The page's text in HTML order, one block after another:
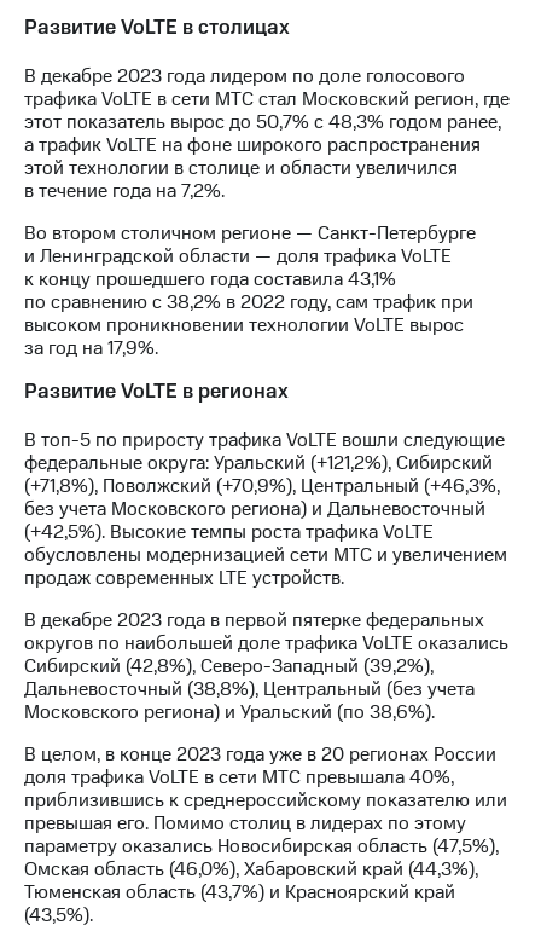
Корпоративный
Раскрытие
информации
Информация
акционерам
Документы
ПАО
"МТС"
Собрания
акционеров
Личный
кабинет
акционера
Акционерный
Контроль
аудит
Рынок
акций
Описание
Программа
приобретения
выкупа
акций
Дивиденды
Рынок
облигаций
Описание
Еврооблигации-2023
Уведомление
о
погашении
именных
облигаций
Развитие VoLTE в столицах
В декабре 2023 года лидером по доле голосового
трафика VoLTE в сети МТС стал Московский регион, где
этот показатель вырос до 50,7% с 48,3% годом ранее,
а трафик VoLTE на фоне широкого распространения
этой технологии в столице и области увеличился
в течение года на 7,2%.
Во втором столичном регионе — Санкт-Петербурге
и Ленинградской области — доля трафика VoLTE
к концу прошедшего года составила 43,1%
по сравнению с 38,2% в 2022 году, сам трафик при
высоком проникновении технологии VoLTE вырос
за год на 17,9%.
Развитие VoLTE в регионах
В топ-5 по приросту трафика VoLTE вошли следующие
федеральные округа: Уральский (+121,2%), Сибирский
(+71,8%), Поволжский (+70,9%), Центральный (+46,3%,
без учета Московского региона) и Дальневосточный
(+42,5%). Высокие темпы роста трафика VoLTE
обусловлены модернизацией сети МТС и увеличением
продаж современных LTE устройств.
В декабре 2023 года в первой пятерке федеральных
округов по наибольшей доле трафика VoLTE оказались
Сибирский (42,8%), Северо-Западный (39,2%),
Дальневосточный (38,8%), Центральный (без учета
Московского региона) и Уральский (по 38,6%).
В целом, в конце 2023 года уже в 20 регионах России
доля трафика VoLTE в сети МТС превышала 40%,
приблизившись к среднероссийскому показателю или
превышая его. Помимо столиц в лидерах по этому
параметру оказались Новосибирская область (47,5%),
Омская область (46,0%), Хабаровский край (44,3%),
Тюменская область (43,7%) и Красноярский край
(43,5%).